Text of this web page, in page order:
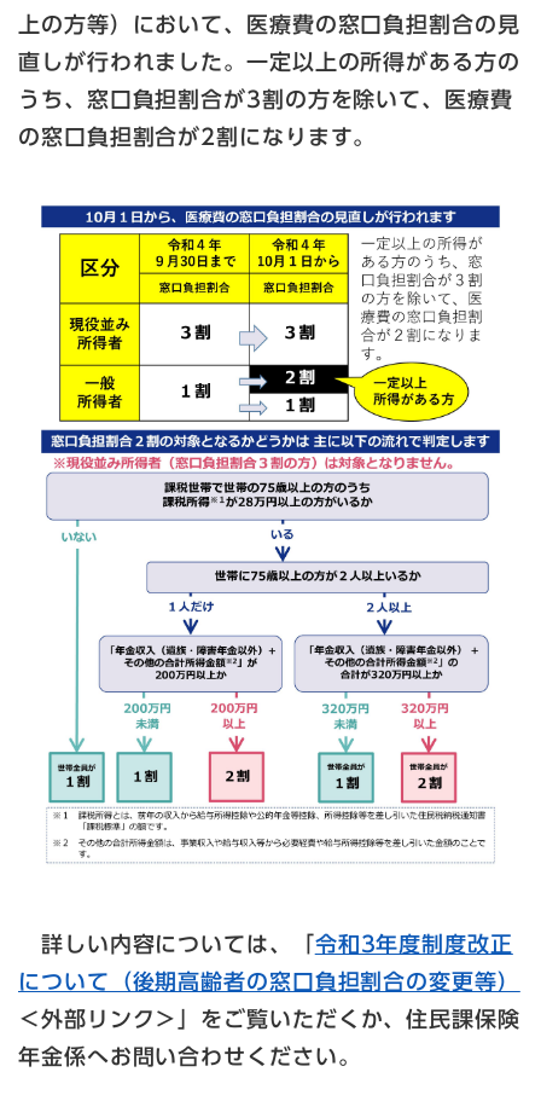
上の方等）において、医療費の窓口負担割合の見
直しが行われました。一定以上の所得がある方の
うち、窓口負担割合が3割の方を除いて、医療費
の窓口負担割合が2割になります。
詳しい内容については、「令和3年度制度改正
について（後期高齢者の窓口負担割合の変更等）
＜外部リンク＞
」をご覧いただくか、住民課保険
年金係へお問い合わせください。